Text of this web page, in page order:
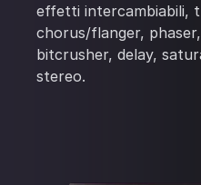
effetti intercambiabili,
chorus/flanger,
bitcrusher, delay,
stereo.